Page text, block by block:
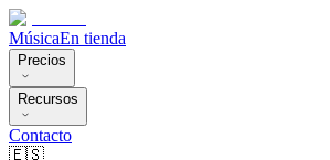
MúsicaEn tienda
Precios
Recursos
Contacto
🇪🇸